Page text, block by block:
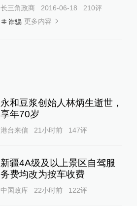
长三角政商 2016-06-18 210评
诈骗 更多内容
永和豆浆创始人林炳生逝世，
享年70岁
港台来信 21小时前 147评
新疆4A级及以上景区自驾服
务费均改为按车收费
中国政库 22小时前 122评